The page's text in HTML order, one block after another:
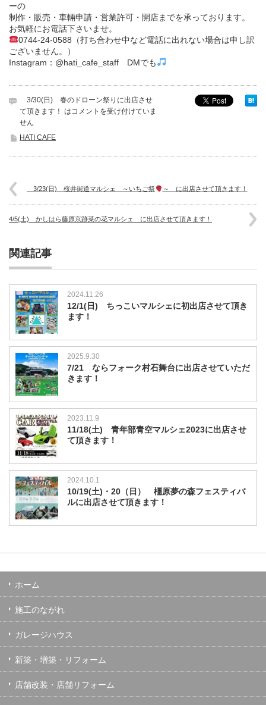
ーの
制作・販売・車輛申請・営業許可・開店までを承っております。
お気軽にお電話下さいませ。
0744-24-0588（打ち合わせ中など電話に出れない場合は申し訳
ございません。）
Instagram：@hati_cafe_staff DMでも
3/30(日) 春のドローン祭りに出店させ
て頂きます！ はコメントを受け付けていま
せん
HATI CAFE
3/23(日) 桜井街道マルシェ ～いちご祭 ～ に出店させて頂きます！
4/5(土) かしはら藤原京跡菜の花マルシェ に出店させて頂きます！
関連記事
2024.11.26
12/1(日) ちっこいマルシェに初出店させて頂き
ます！
2025.9.30
7/21 ならフォーク村石舞台に出店させていただ
きます！
2023.11.9
11/18(土) 青年部青空マルシェ2023に出店させ
て頂きます！
2024.10.1
10/19(土)・20（日） 橿原夢の森フェスティバ
ルに出店させて頂きます！
ホーム
施工のながれ
ガレージハウス
新築・増築・リフォーム
店舗改装・店舗リフォーム